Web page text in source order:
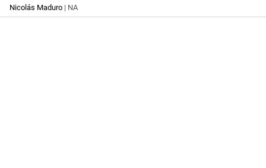
Nicolás Maduro | NA